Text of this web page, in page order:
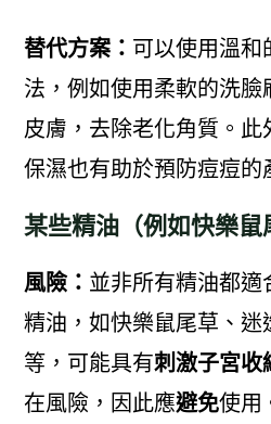
替代方案： 可以使用溫和
法，例如使用柔軟的洗臉
皮膚，去除老化角質。此
保濕也有助於預防痘痘的
某些精油（例如快樂鼠
風險： 並非所有精油都適
精油，如快樂鼠尾草、迷
等，可能具有刺激子宮收
在風險，因此應避免使用